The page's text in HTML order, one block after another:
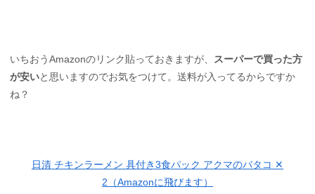
いちおうAmazonのリンク貼っておきますが、
スーパーで買った方
が安いと思いますのでお気をつけて。送料が入ってるからですか
ね？
日清 チキンラーメン 具付き3食パック アクマのバタコ ✕
2（Amazonに飛びます）